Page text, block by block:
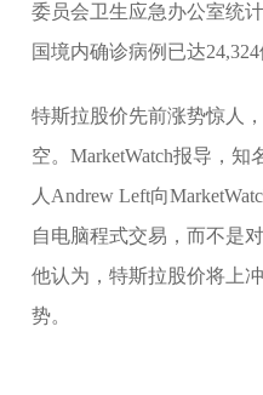
委员会卫生应急办公室统
国境内确诊病例已达
特斯拉股价先前涨势惊人
空。MarketWatch报导，知
人Andrew Left向
自电脑程式交易，而不是
他认为，特斯拉股价将上
势。